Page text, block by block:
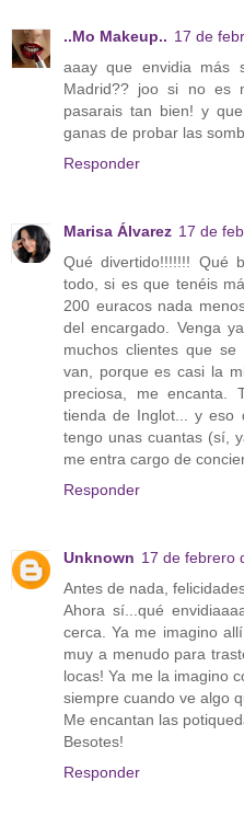
..Mo Makeup.. 17 de
aaay que envidia más
Madrid?? joo si no es
pasarais tan bien! y
ganas de probar las
Responder
Marisa Álvarez 17 de
Qué divertido!!!!!!! Qué
todo, si es que tenéis
200 euracos nada
del encargado. Venga
muchos clientes que
van, porque es casi la
preciosa, me encanta.
tienda de Inglot... y eso
tengo unas cuantas (sí,
me entra cargo de
Responder
Unknown 17 de febrero
Antes de nada,
Ahora sí...qué
cerca. Ya me imagino
muy a menudo para
locas! Ya me la imagino
siempre cuando ve algo
Me encantan las
Besotes!
Responder